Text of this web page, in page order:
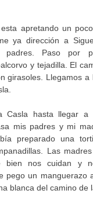
apretando un
ya dirección a
padres. Paso por
y tejadilla. El
girasoles. Llegamos a
Casla hasta llegar a
mis padres y mi
preparado una
Las
bien nos cuidan y
pego un manguerazo
blanca del camino de